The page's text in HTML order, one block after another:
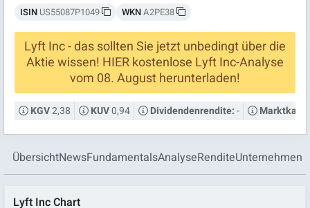
ISIN US55087P1049 WKNA2PE38
Lyft Inc - das sollten Sie jetzt unbedingt über die
Aktie wissen! HIER kostenlose Lyft Inc-Analyse
vom 08. August herunterladen!
KGV2,38 KUV0,94 Dividendenrendite:-
ÜbersichtNewsFundamentalsAnalyseRenditeUnternehmen
Lyft Inc Chart